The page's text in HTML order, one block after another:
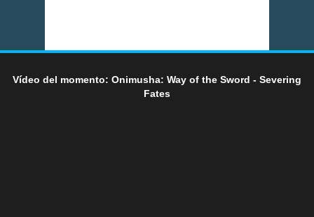
Vídeo del momento: Onimusha: Way of the Sword - Severing
Fates